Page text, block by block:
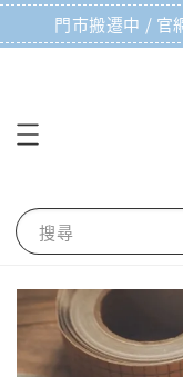
門市搬遷中 / 官
搜尋